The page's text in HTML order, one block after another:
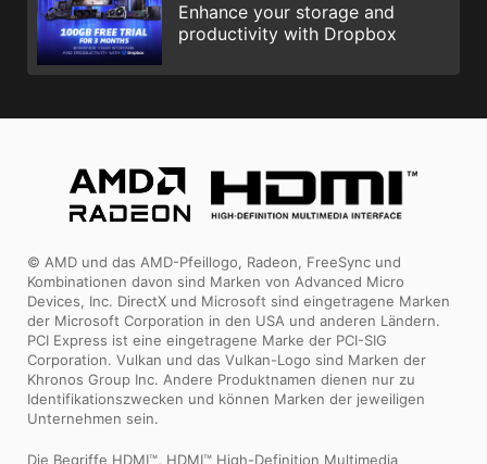
Enhance your storage and
productivity with Dropbox
© AMD und das AMD-Pfeillogo, Radeon, FreeSync und
Kombinationen davon sind Marken von Advanced Micro
Devices, Inc. DirectX und Microsoft sind eingetragene Marken
der Microsoft Corporation in den USA und anderen Ländern.
PCI Express ist eine eingetragene Marke der PCI-SIG
Corporation. Vulkan und das Vulkan-Logo sind Marken der
Khronos Group Inc. Andere Produktnamen dienen nur zu
Identifikationszwecken und können Marken der jeweiligen
Unternehmen sein.
Die Begriffe HDMI™, HDMI™ High-Definition Multimedia